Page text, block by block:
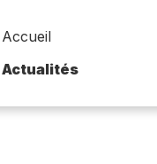
Accueil
Actualités